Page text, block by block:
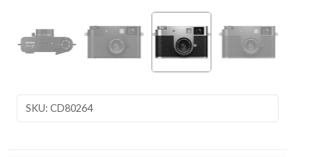
SKU: CD80264